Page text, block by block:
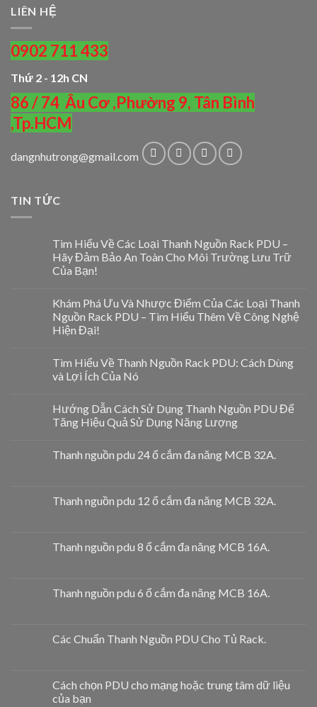
LIÊN HỆ
0902 711 433
Thứ 2 - 12h CN
86 / 74 Âu Cơ ,Phường 9, Tân Bình
,Tp.HCM
dangnhutrong@gmail.com
TIN TỨC
Tìm Hiểu Về Các Loại Thanh Nguồn Rack PDU –
Hãy Đảm Bảo An Toàn Cho Môi Trường Lưu Trữ
Của Bạn!
Khám Phá Ưu Và Nhược Điểm Của Các Loại Thanh
Nguồn Rack PDU – Tìm Hiểu Thêm Về Công Nghệ
Hiện Đại!
Tìm Hiểu Về Thanh Nguồn Rack PDU: Cách Dùng
và Lợi Ích Của Nó
Hướng Dẫn Cách Sử Dụng Thanh Nguồn PDU Để
Tăng Hiệu Quả Sử Dụng Năng Lượng
Thanh nguồn pdu 24 ổ cắm đa năng MCB 32A.
Thanh nguồn pdu 12 ổ cắm đa năng MCB 32A.
Thanh nguồn pdu 8 ổ cắm đa năng MCB 16A.
Thanh nguồn pdu 6 ổ cắm đa năng MCB 16A.
Các Chuẩn Thanh Nguồn PDU Cho Tủ Rack.
Cách chọn PDU cho mạng hoặc trung tâm dữ liệu
của bạn